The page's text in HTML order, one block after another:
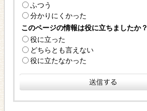
ふつう
分かりにくかった
このページの情報は役に立ちましたか？
役に立った
どちらとも言えない
役に立たなかった